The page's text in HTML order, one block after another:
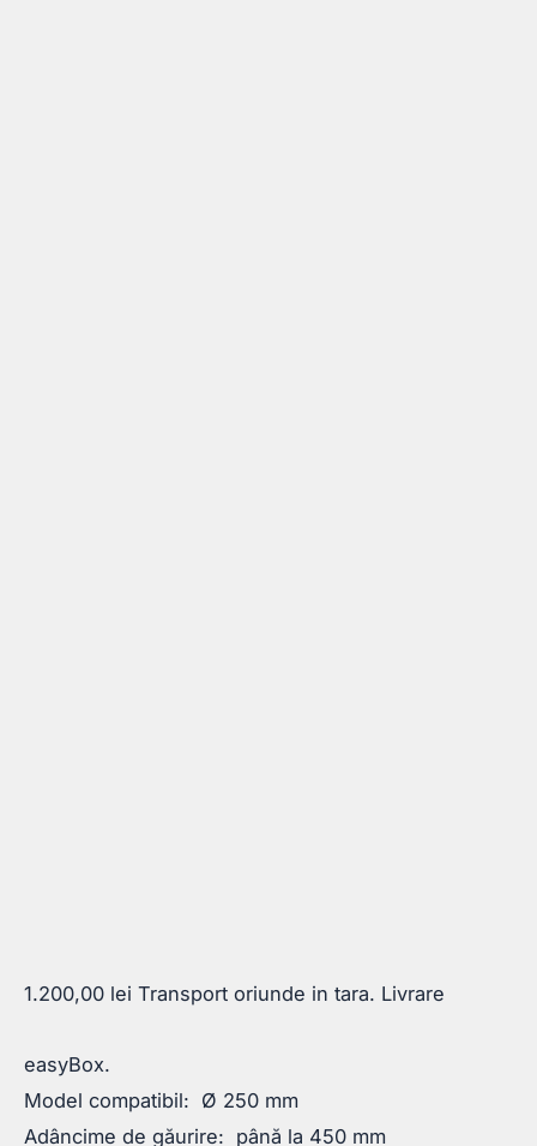
1.200,00 lei Transport oriunde in tara. Livrare
easyBox.
Model compatibil: Ø 250 mm
Adâncime de găurire: până la 450 mm